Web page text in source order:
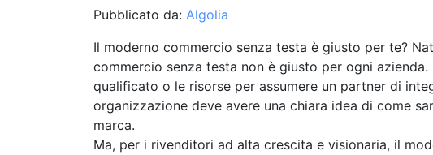
Pubblicato da: Algolia
Il moderno commercio senza testa è giusto per te?
commercio senza testa non è giusto per ogni azienda.
qualificato o le risorse per assumere un partner di
organizzazione deve avere una chiara idea di come
marca.
Ma, per i rivenditori ad alta crescita e visionaria, il